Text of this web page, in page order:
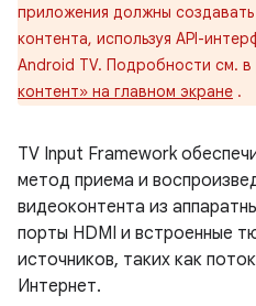
приложения должны
контента, используя API-
Android TV. Подробности см. в
контент» на главном экране .
TV Input Framework
метод приема и
видеоконтента из
порты HDMI и встроенные
источников, таких как
Интернет.